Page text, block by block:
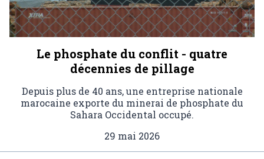
Le phosphate du conflit - quatre
décennies de pillage
Depuis plus de 40 ans, une entreprise nationale
marocaine exporte du minerai de phosphate du
Sahara Occidental occupé.
29 mai 2026